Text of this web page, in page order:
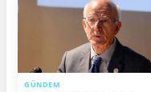
GÜNDEM